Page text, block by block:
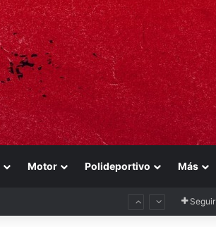
Motor Polideportivo Más
Seguir